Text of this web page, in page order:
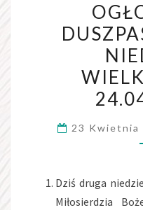
23 Kwietnia
Dziś druga
Miłosierdzia